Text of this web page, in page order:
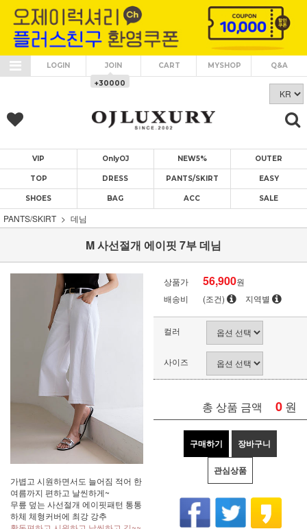
LOGIN JOIN
+30000
CART MYSHOP Q&A
VIP OnlyOJ NEW5% OUTER
TOP DRESS PANTS/SKIRT EASY
SHOES BAG ACC SALE
PANTS/SKIRT 데님
M 사선절개 에이핏 7부 데님
가볍고 시원하면서도 늘어짐 적어 한
여름까지 편하고 날씬하게~
무릎 덮는 사선절개 에이핏패턴 통통
하체 체형커버에 최강 강추
상품가 56,900원
배송비
(조건) 지역별
컬러
사이즈
총 상품 금액 0 원
구매하기 장바구니
관심상품